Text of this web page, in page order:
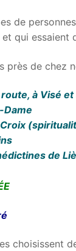
de
qui
près de chez
à Visé
Dame
de
choisissent